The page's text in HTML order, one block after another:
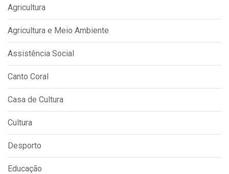
Agricultura
Agricultura e Meio Ambiente
Assistência Social
Canto Coral
Casa de Cultura
Cultura
Desporto
Educação